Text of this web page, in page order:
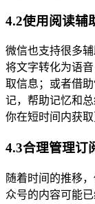
4.2使用阅读辅
微信也支持很多
将文字转化为语
取信息；或者借
记，帮助记忆和
你在短时间内获取
4.3合理管理订
随着时间的推移
众号的内容可能